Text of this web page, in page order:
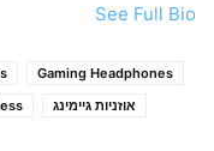
See Full Bio
Gaming Headphones
אוזניות גיימינג